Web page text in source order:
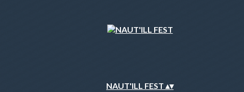
NAUT'ILL FEST ▴▾